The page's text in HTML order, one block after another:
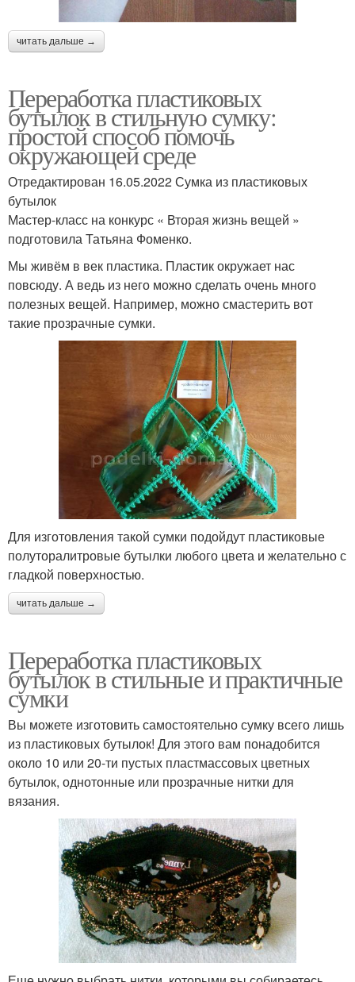
читать дальше →
Переработка пластиковых
бутылок в стильную сумку:
простой способ помочь
окружающей среде
Отредактирован 16.05.2022 Сумка из пластиковых
бутылок
Мастер-класс на конкурс « Вторая жизнь вещей »
подготовила Татьяна Фоменко.
Мы живём в век пластика. Пластик окружает нас
повсюду. А ведь из него можно сделать очень много
полезных вещей. Например, можно смастерить вот
такие прозрачные сумки.
Для изготовления такой сумки подойдут пластиковые
полуторалитровые бутылки любого цвета и желательно с
гладкой поверхностью.
читать дальше →
Переработка пластиковых
бутылок в стильные и практичные
сумки
Вы можете изготовить самостоятельно сумку всего лишь
из пластиковых бутылок! Для этого вам понадобится
около 10 или 20-ти пустых пластмассовых цветных
бутылок, однотонные или прозрачные нитки для
вязания.